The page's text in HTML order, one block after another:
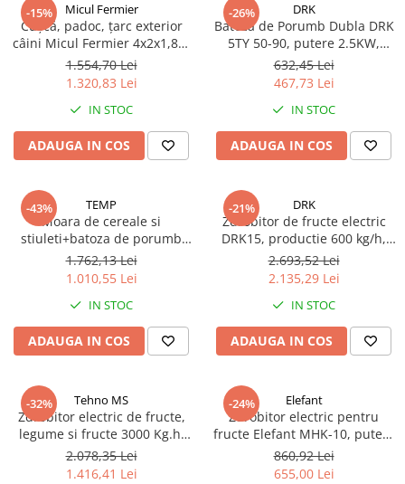
-15% Micul Fermier
Cușcă, padoc, țarc exterior
câini Micul Fermier 4x2x1,8m
FA G01 MF-TC1004-S001-G01
1.554,70 Lei
1.320,83 Lei
IN STOC
ADAUGA IN COS
-26% DRK
Batoza de Porumb Dubla DRK
5TY 50-90, putere 2.5KW,
productie 500kg/h
632,45 Lei
467,73 Lei
IN STOC
ADAUGA IN COS
-43% TEMP
Moara de cereale si
stiuleti+batoza de porumb
TEMP-8, 2500 W, 500 Kg/H
1.762,13 Lei
1.010,55 Lei
IN STOC
ADAUGA IN COS
-21% DRK
Zdrobitor de fructe electric
DRK15, productie 600 kg/h,
motor 1.1kW
2.693,52 Lei
2.135,29 Lei
IN STOC
ADAUGA IN COS
-32% Tehno MS
Zdrobitor electric de fructe,
legume si fructe 3000 Kg.h,
2200W, (sfecla, bostanei,
cartofi, mere, pere etc)
2.078,35 Lei
1.416,41 Lei
-24% Elefant
Zdrobitor electric pentru
fructe Elefant MHK-10, putere
900 W, Productivitate 280
kg/h, cuva 30 L, 2900 rot/min
860,92 Lei
655,00 Lei